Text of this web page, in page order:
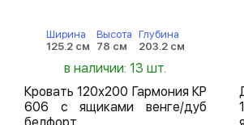
Ширина
125.2 см
Высота
78 см
Глубина
203.2 см
в наличии: 13 шт.
Кровать 120х200 Гармония КР
606 с ящиками венге/дуб
белфорт